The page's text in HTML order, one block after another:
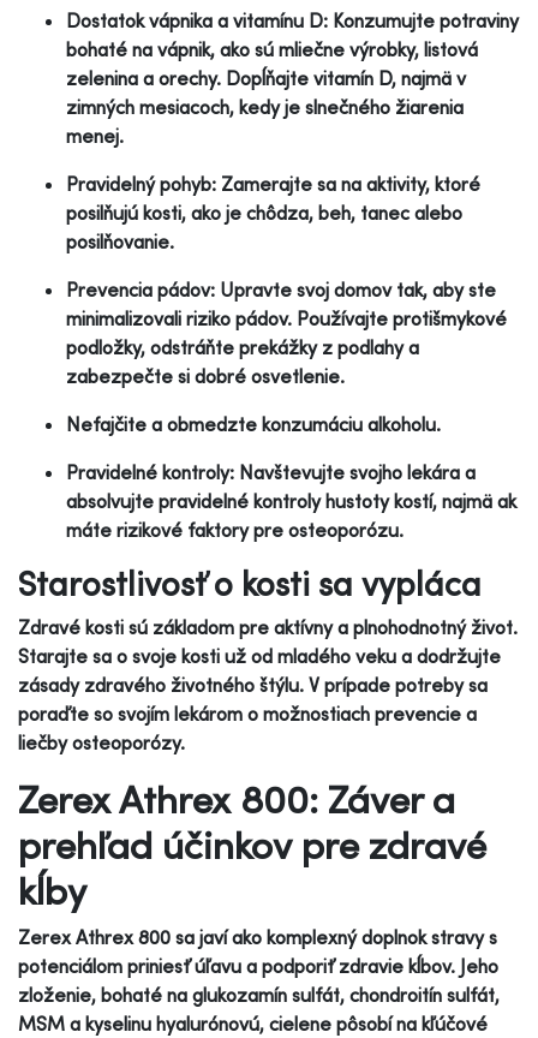
Dostatok vápnika a vitamínu D: Konzumujte potraviny
bohaté na vápnik, ako sú mliečne výrobky, listová
zelenina a orechy. Dopĺňajte vitamín D, najmä v
zimných mesiacoch, kedy je slnečného žiarenia
menej.
Pravidelný pohyb: Zamerajte sa na aktivity, ktoré
posilňujú kosti, ako je chôdza, beh, tanec alebo
posilňovanie.
Prevencia pádov: Upravte svoj domov tak, aby ste
minimalizovali riziko pádov. Používajte protišmykové
podložky, odstráňte prekážky z podlahy a
zabezpečte si dobré osvetlenie.
Nefajčite a obmedzte konzumáciu alkoholu.
Pravidelné kontroly: Navštevujte svojho lekára a
absolvujte pravidelné kontroly hustoty kostí, najmä ak
máte rizikové faktory pre osteoporózu.
Starostlivosť o kosti sa vypláca
Zdravé kosti sú základom pre aktívny a plnohodnotný život.
Starajte sa o svoje kosti už od mladého veku a dodržujte
zásady zdravého životného štýlu. V prípade potreby sa
poraďte so svojím lekárom o možnostiach prevencie a
liečby osteoporózy.
Zerex Athrex 800: Záver a
prehľad účinkov pre zdravé
kĺby
Zerex Athrex 800 sa javí ako komplexný doplnok stravy s
potenciálom priniesť úľavu a podporiť zdravie kĺbov. Jeho
zloženie, bohaté na glukozamín sulfát, chondroitín sulfát,
MSM a kyselinu hyalurónovú, cielene pôsobí na kľúčové